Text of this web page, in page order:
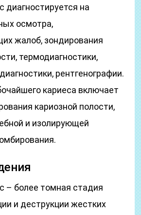
диагностируется на
осмотра,
жалоб, зондирования
термодиагностики,
рентгенографии.
кариеса включает
кариозной полости,
и изолирующей
– более томная стадия
и деструкции жестких